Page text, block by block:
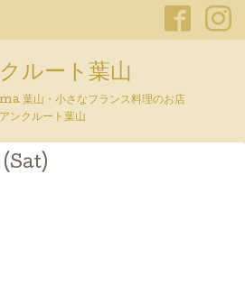
ルート葉山
山・小さなフランス料理のお店
アンクルート葉山
(Sat)